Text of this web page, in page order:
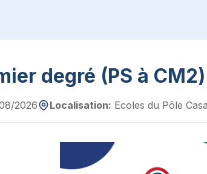
degré (PS à
2026 Localisation: Ecoles du Pôle